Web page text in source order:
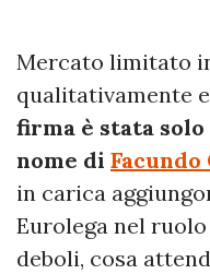
Mercato limitato
qualitativamente
firma è stata
nome di Facundo
in carica
Eurolega nel
deboli, cosa